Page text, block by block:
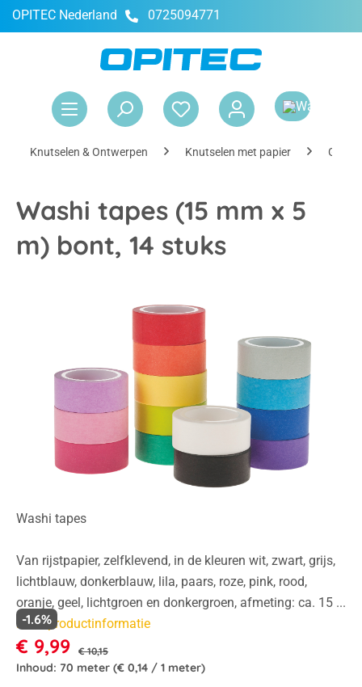
OPITEC Nederland 0725094771
Knutselen & Ontwerpen Knutselen met papier
Washi tapes (15 mm x 5
m) bont, 14 stuks
Washi tapes
Van rijstpapier, zelfklevend, in de kleuren wit, zwart, grijs,
lichtblauw, donkerblauw, lila, paars, roze, pink, rood,
oranje, geel, lichtgroen en donkergroen, afmeting: ca. 15 ...
Meer productinformatie
€ 9,99 € 10,15
-1.6%
Inhoud: 70 meter (€ 0,14 / 1 meter)